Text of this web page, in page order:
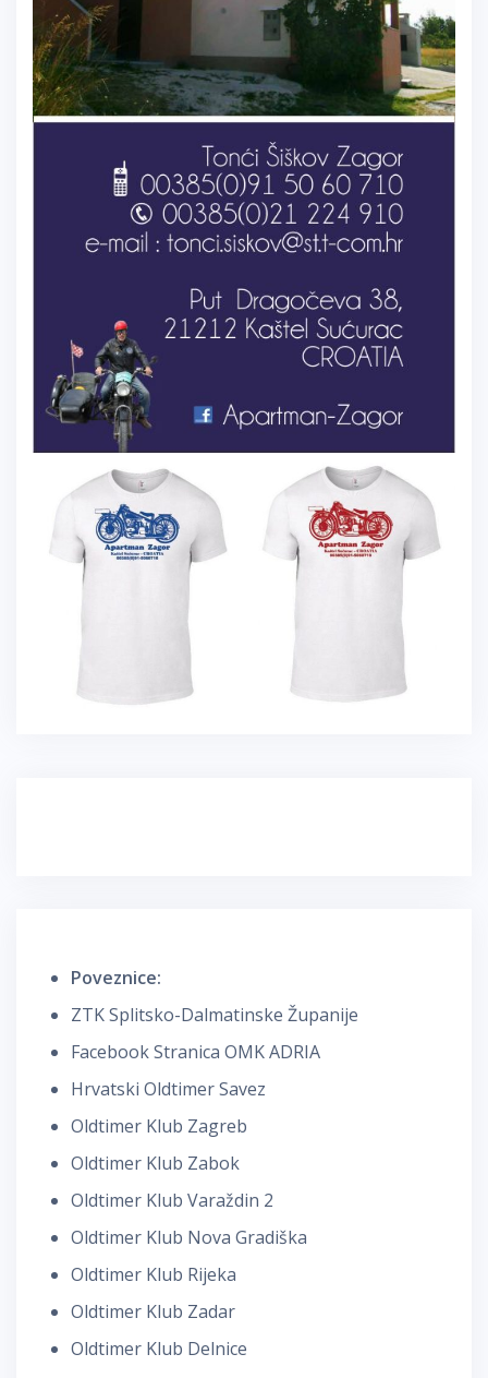
Poveznice:
ZTK Splitsko-Dalmatinske Županije
Facebook Stranica OMK ADRIA
Hrvatski Oldtimer Savez
Oldtimer Klub Zagreb
Oldtimer Klub Zabok
Oldtimer Klub Varaždin 2
Oldtimer Klub Nova Gradiška
Oldtimer Klub Rijeka
Oldtimer Klub Zadar
Oldtimer Klub Delnice